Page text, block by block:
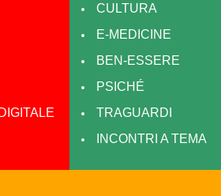
CULTURA
E-MEDICINE
BEN-ESSERE
PSICHÉ
TRAGUARDI
INCONTRI A TEMA